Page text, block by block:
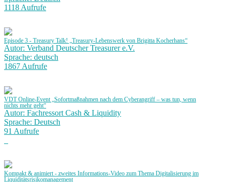
1118 Aufrufe
Episode 3 - Treasury Talk! „Treasury-Lebenswerk von Brigitta Kocherhans“
Autor: Verband Deutscher Treasurer e.V.
Sprache: deutsch
1867 Aufrufe
VDT Online-Event „Sofortmaßnahmen nach dem Cyberangriff – was tun, wenn
nichts mehr geht“
Autor: Fachressort Cash & Liquidity
Sprache: Deutsch
91 Aufrufe
Kompakt & animiert - zweites Informations-Video zum Thema Digitalisierung im
Liquiditätsrisikomanagement